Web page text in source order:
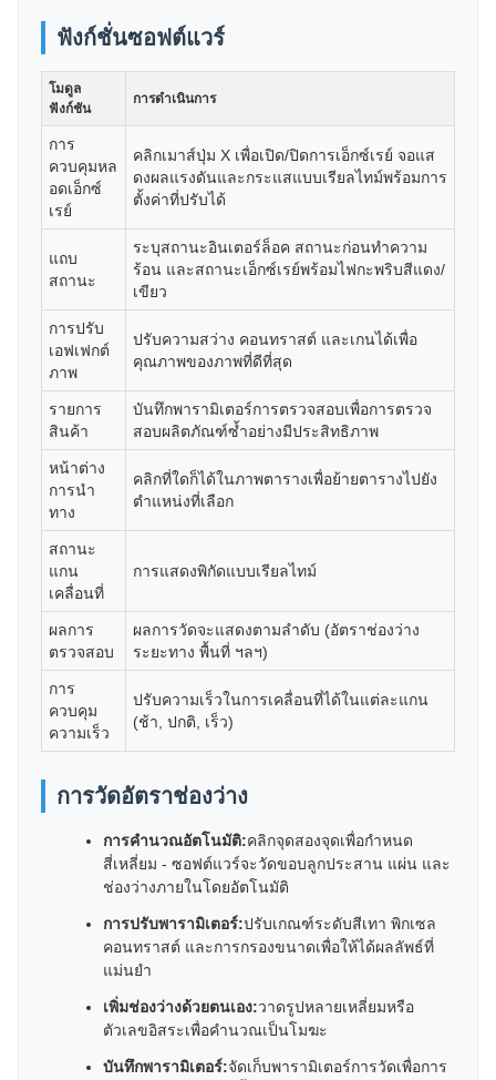
ฟังก์ชั่นซอฟต์แวร์
โมดูล
ฟังก์ชัน
การดำเนินการ
การ
ควบคุมหล
อดเอ็กซ์
เรย์
คลิกเมาส์ปุ่ม X เพื่อเปิด/ปิดการเอ็กซ์เรย์ จอแส
ดงผลแรงดันและกระแสแบบเรียลไทม์พร้อมการ
ตั้งค่าที่ปรับได้
แถบ
สถานะ
ระบุสถานะอินเตอร์ล็อค สถานะก่อนทำความ
ร้อน และสถานะเอ็กซ์เรย์พร้อมไฟกะพริบสีแดง/
เขียว
การปรับ
เอฟเฟกต์
ภาพ
ปรับความสว่าง คอนทราสต์ และเกนได้เพื่อ
คุณภาพของภาพที่ดีที่สุด
รายการ
สินค้า
บันทึกพารามิเตอร์การตรวจสอบเพื่อการตรวจ
สอบผลิตภัณฑ์ซ้ำอย่างมีประสิทธิภาพ
หน้าต่าง
การนำ
ทาง
คลิกที่ใดก็ได้ในภาพตารางเพื่อย้ายตารางไปยัง
ตำแหน่งที่เลือก
สถานะ
แกน
เคลื่อนที่
การแสดงพิกัดแบบเรียลไทม์
ผลการ
ตรวจสอบ
ผลการวัดจะแสดงตามลำดับ (อัตราช่องว่าง
ระยะทาง พื้นที่ ฯลฯ)
การ
ควบคุม
ความเร็ว
ปรับความเร็วในการเคลื่อนที่ได้ในแต่ละแกน
(ช้า, ปกติ, เร็ว)
การวัดอัตราช่องว่าง
การคำนวณอัตโนมัติ:คลิกจุดสองจุดเพื่อกำหนด
สี่เหลี่ยม - ซอฟต์แวร์จะวัดขอบลูกประสาน แผ่น และ
ช่องว่างภายในโดยอัตโนมัติ
การปรับพารามิเตอร์:ปรับเกณฑ์ระดับสีเทา พิกเซล
คอนทราสต์ และการกรองขนาดเพื่อให้ได้ผลลัพธ์ที่
แม่นยำ
เพิ่มช่องว่างด้วยตนเอง:วาดรูปหลายเหลี่ยมหรือ
ตัวเลขอิสระเพื่อคำนวณเป็นโมฆะ
บันทึกพารามิเตอร์:จัดเก็บพารามิเตอร์การวัดเพื่อการ